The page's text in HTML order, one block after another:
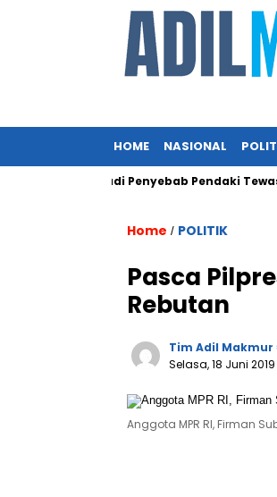
HOME NASIONAL
Diduga Jadi Penyebab Pendaki Tewas
Home / POLITIK
Pasca
Rebutan
Tim Adil Makmur
Selasa, 18 Juni 2019
Anggota MPR RI, Firman